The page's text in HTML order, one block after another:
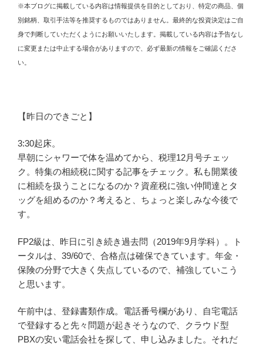
※本ブログに掲載している内容は情報提供を目的としており、特定の商品、個
別銘柄、取引手法等を推奨するものではありません。最終的な投資決定はご自
身で判断していただくようにお願いいたします。掲載している内容は予告なし
に変更または中止する場合がありますので、必ず最新の情報をご確認くださ
い。
【昨日のできごと】
3:30起床。
早朝にシャワーで体を温めてから、税理12月号チェッ
ク。特集の相続税に関する記事をチェック。私も開業後
に相続を扱うことになるのか？資産税に強い仲間達とタ
ッグを組めるのか？考えると、ちょっと楽しみな今後で
す。
FP2級は、昨日に引き続き過去問（2019年9月学科）。ト
ータルは、39/60で、合格点は確保できています。年金・
保険の分野で大きく失点しているので、補強していこう
と思います。
午前中は、登録書類作成。電話番号欄があり、自宅電話
で登録すると先々問題が起きそうなので、クラウド型
PBXの安い電話会社を探して、申し込みました。それだ